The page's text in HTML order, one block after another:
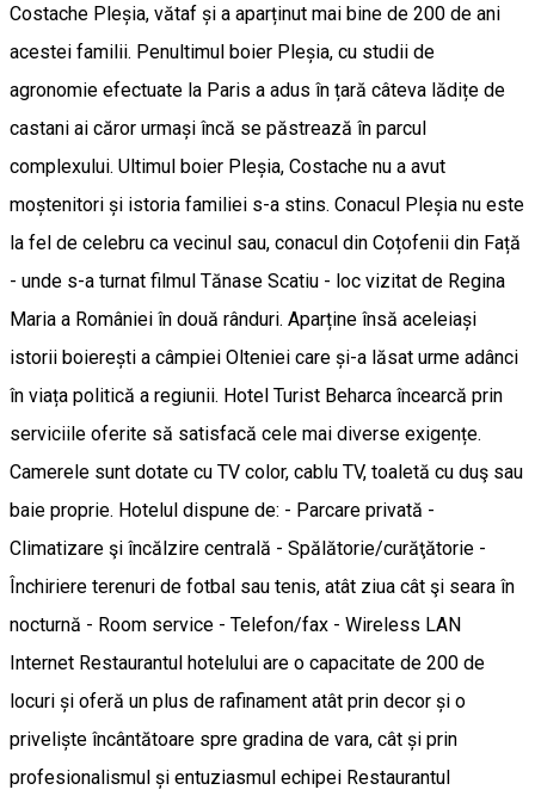
Costache Pleșia, vătaf și a aparținut mai bine de 200 de ani
acestei familii. Penultimul boier Pleșia, cu studii de
agronomie efectuate la Paris a adus în țară câteva lădițe de
castani ai căror urmași încă se păstrează în parcul
complexului. Ultimul boier Pleșia, Costache nu a avut
moștenitori și istoria familiei s-a stins. Conacul Pleșia nu este
la fel de celebru ca vecinul sau, conacul din Coțofenii din Față
- unde s-a turnat filmul Tănase Scatiu - loc vizitat de Regina
Maria a României în două rânduri. Aparține însă aceleiași
istorii boierești a câmpiei Olteniei care și-a lăsat urme adânci
în viața politică a regiunii. Hotel Turist Beharca încearcă prin
serviciile oferite să satisfacă cele mai diverse exigențe.
Camerele sunt dotate cu TV color, cablu TV, toaletă cu duş sau
baie proprie. Hotelul dispune de: - Parcare privată -
Climatizare şi încălzire centrală - Spălătorie/curăţătorie -
Închiriere terenuri de fotbal sau tenis, atât ziua cât şi seara în
nocturnă - Room service - Telefon/fax - Wireless LAN
Internet Restaurantul hotelului are o capacitate de 200 de
locuri și oferă un plus de rafinament atât prin decor și o
priveliște încântătoare spre gradina de vara, cât și prin
profesionalismul și entuziasmul echipei Restaurantul